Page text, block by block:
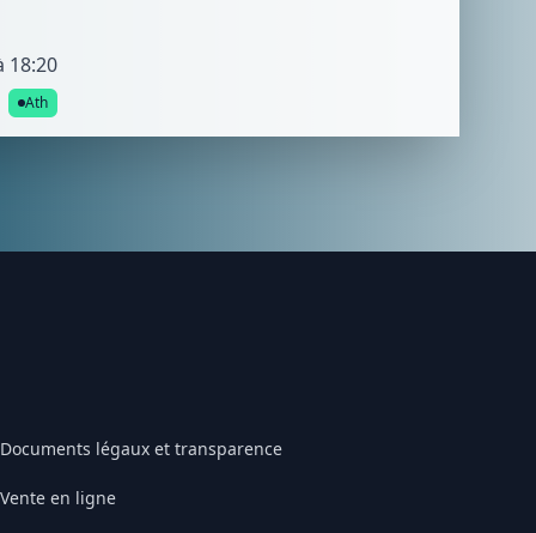
18:20
Ath
Documents légaux et transparence
Vente en ligne